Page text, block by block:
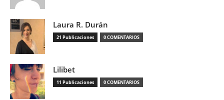
Laura R. Durán
21 Publicaciones 0 COMENTARIOS
Lilibet
11 Publicaciones 0 COMENTARIOS